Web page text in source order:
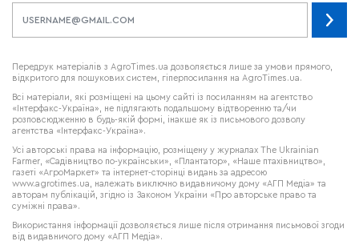
Передрук матеріалів з AgroTimes.ua дозволяється лише за умови прямого,
відкритого для пошукових систем, гіперпосилання на AgroTimes.ua.
Всі матеріали, які розміщені на цьому сайті із посиланням на агентство
«Інтерфакс-Україна», не підлягають подальшому відтворенню та/чи
розповсюдженню в будь-якій формі, інакше як із письмового дозволу
агентства «Інтерфакс-Україна».
Усі авторські права на інформацію, розміщену у журналах The Ukrainian
Farmer , «Садівництво по-українськи», «Плантатор», «Наше птахівництво»,
газеті «АгроМаркет» та інтернет-сторінці видань за адресою
www.agrotimes.ua,
належать виключно видавничому дому «АГП Медіа» та
авторам публікацій, згідно із Законом України «Про авторське право та
суміжні права».
Використання інформації дозволяється лише після отримання письмової згоди
від видавничого дому «АГП Медіа».